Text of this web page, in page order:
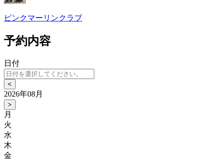
ピンクマーリンクラブ
予約内容
日付
<
2026年08月
>
月
火
水
木
金